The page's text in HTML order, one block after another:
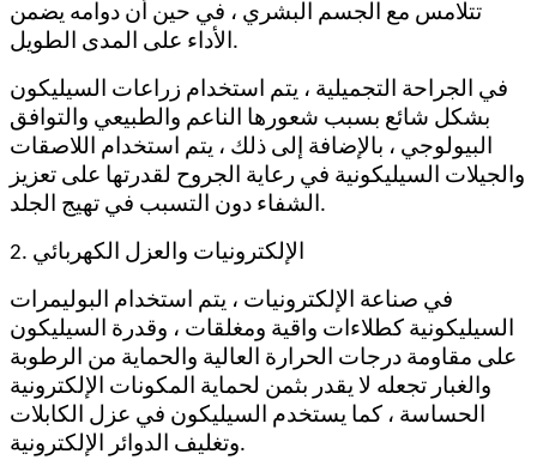
تتلامس مع الجسم البشري ، في حين أن دوامه يضمن
الأداء على المدى الطويل.
في الجراحة التجميلية ، يتم استخدام زراعات السيليكون
بشكل شائع بسبب شعورها الناعم والطبيعي والتوافق
البيولوجي ، بالإضافة إلى ذلك ، يتم استخدام اللاصقات
والجيلات السيليكونية في رعاية الجروح لقدرتها على تعزيز
الشفاء دون التسبب في تهيج الجلد.
2. الإلكترونيات والعزل الكهربائي
في صناعة الإلكترونيات ، يتم استخدام البوليمرات
السيليكونية كطلاءات واقية ومغلقات ، وقدرة السيليكون
على مقاومة درجات الحرارة العالية والحماية من الرطوبة
والغبار تجعله لا يقدر بثمن لحماية المكونات الإلكترونية
الحساسة ، كما يستخدم السيليكون في عزل الكابلات
وتغليف الدوائر الإلكترونية.